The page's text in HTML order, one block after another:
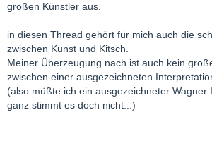
großen Künstler aus.
in diesen Thread gehört für mich auch die
zwischen Kunst und Kitsch.
Meiner Überzeugung nach ist auch kein
zwischen einer ausgezeichneten
(also müßte ich ein ausgezeichneter Wagner
ganz stimmt es doch nicht...)